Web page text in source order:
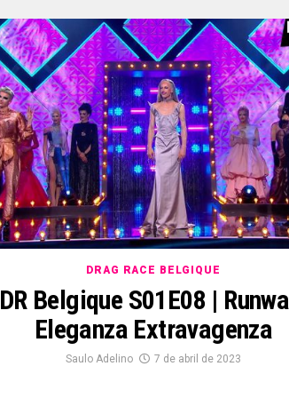
DRAG RACE BELGIQUE
DR Belgique S01E08 |
Eleganza Extravagenza
Saulo Adelino 7 de abril de 2023